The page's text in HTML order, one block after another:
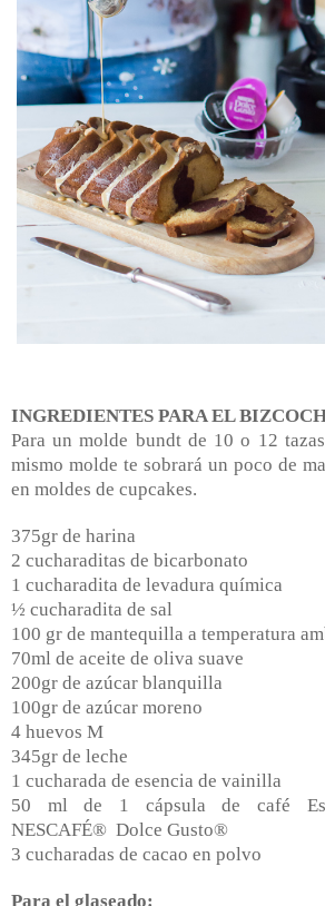
INGREDIENTES PARA EL
Para un molde bundt de 10 o 12
mismo molde te sobrará un poco de
en moldes de cupcakes.
375gr de harina
2 cucharaditas de bicarbonato
1 cucharadita de levadura química
½ cucharadita de sal
100 gr de mantequilla a temperatura
70ml de aceite de oliva suave
200gr de azúcar blanquilla
100gr de azúcar moreno
4 huevos M
345gr de leche
1 cucharada de esencia de vainilla
50 ml de 1 cápsula de café
NESCAFÉ® Dolce Gusto®
3 cucharadas de cacao en polvo
Para el glaseado: